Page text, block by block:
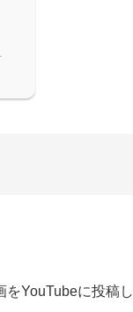
YouTubeに投稿し